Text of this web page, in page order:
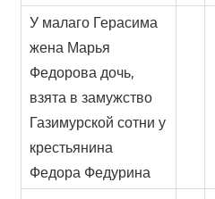
У малаго Герасима
жена Марья
Федорова дочь,
взята в замужство
Газимурской сотни у
крестьянина
Федора Федурина